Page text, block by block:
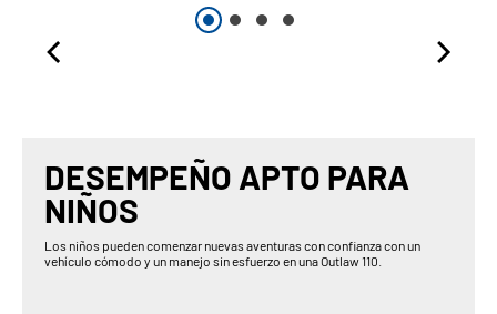
DESEMPEÑO APTO PARA
NIÑOS
Los niños pueden comenzar nuevas aventuras con confianza con un
vehículo cómodo y un manejo sin esfuerzo en una Outlaw 110.